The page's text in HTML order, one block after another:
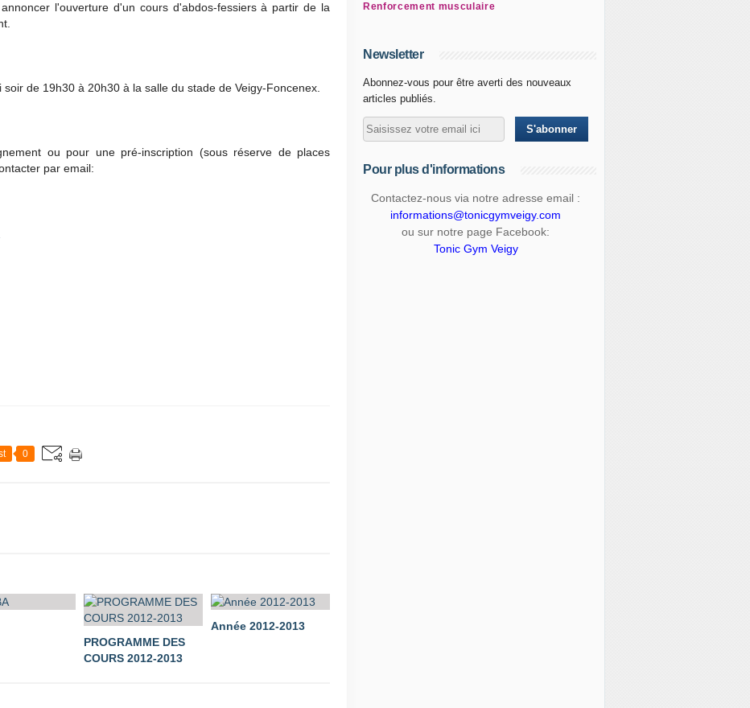
l'ouverture d'un cours d'abdos-fessiers à partir de la
de 19h30 à 20h30 à la salle du stade de Veigy-Foncenex.
ou pour une pré-inscription (sous réserve de places
par email:
0
PROGRAMME DES
COURS 2012-2013
Année 2012-2013
Renforcement musculaire
Newsletter
Abonnez-vous pour être averti des nouveaux
articles publiés.
Pour plus d'informations
Contactez-nous via notre adresse email :
informations@tonicgymveigy.com
ou sur notre page Facebook:
Tonic Gym Veigy